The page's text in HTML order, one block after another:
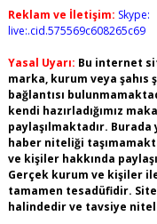
Reklam ve İletişim: Skype:
live:.cid.575569c608265c69
Yasal Uyarı: Bu internet
marka, kurum veya
bağlantısı
kendi hazırladığımız
paylaşılmaktadır.
haber niteliği
ve kişiler hakkında
Gerçek kurum ve kişiler
tamamen tesadüfidir.
halindedir ve tavsiye